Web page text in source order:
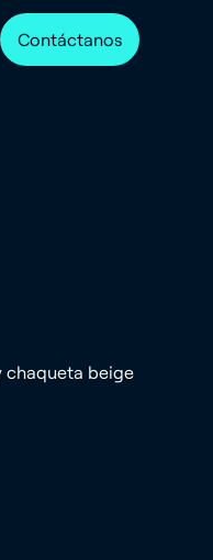
Contáctanos